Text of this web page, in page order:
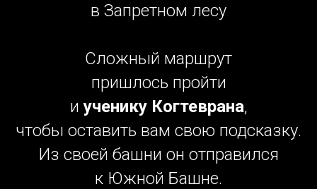
в Запретном лесу
Сложный маршрут
пришлось пройти
иученику Когтеврана,
чтобы оставить вам свою подсказку.
Из своей башни он отправился
к Южной Башне.